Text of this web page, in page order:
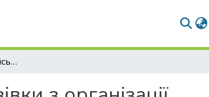
Іноземна мова (англійська): методичні вказівки з організації самостійної роботи студентів для здобувачів ступеня вищої освіти «Бакалавр» зі спеціальності 073 «Менеджмент» (на основі повної загальної середньої освіти) денної форми навчання (2 курс)